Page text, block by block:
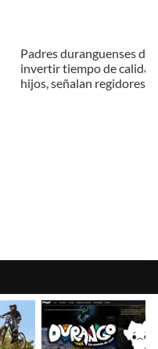
Padres duranguenses
invertir tiempo de calidad
hijos, señalan regidores